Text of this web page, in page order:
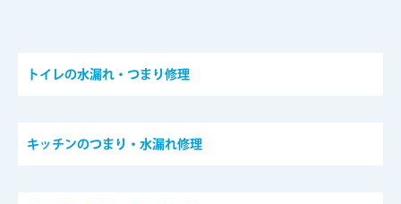
トイレの水漏れ・つまり修理
キッチンのつまり・水漏れ修理